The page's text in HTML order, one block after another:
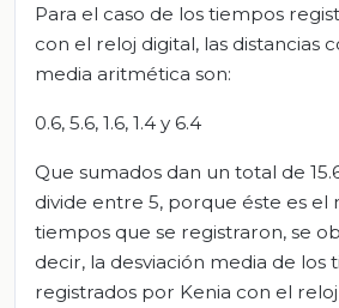
Para el caso de los tiempos
con el reloj digital, las distancias
media aritmética son:
0.6, 5.6, 1.6, 1.4 y 6.4
Que sumados dan un total de
divide entre 5, porque éste es el
tiempos que se registraron, se
decir, la desviación media de los
registrados por Kenia con el reloj